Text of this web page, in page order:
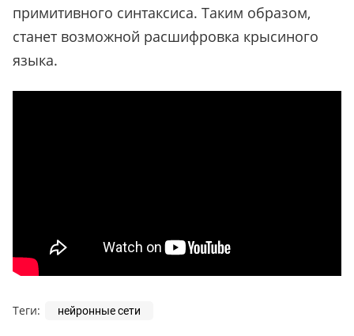
примитивного синтаксиса. Таким образом,
станет возможной расшифровка крысиного
языка.
Теги: нейронные сети